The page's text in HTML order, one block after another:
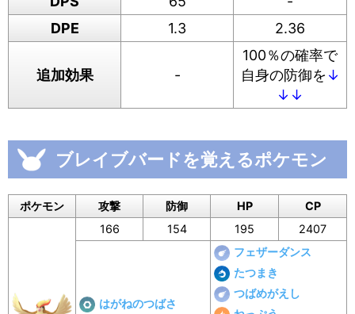
DPE
1.3 2.36
追加効果 -
100％の確率で
自身の防御を ↓
↓↓
ブレイブバードを覚えるポケモン
ポケモン 攻撃 防御 HP CP
166 154 195 2407
はがねのつばさ
フェザーダンス
たつまき
つばめがえし